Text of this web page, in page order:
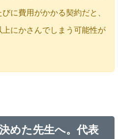
に費用がかかる契約だと、
にかさんでしまう可能性が
めた先生へ。代表